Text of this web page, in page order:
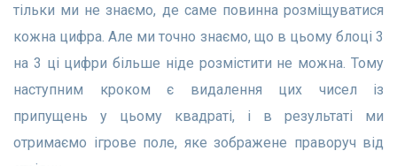
тільки ми не знаємо, де саме повинна розміщуватися
кожна цифра. Але ми точно знаємо, що в цьому блоці 3
на 3 ці цифри більше ніде розмістити не можна. Тому
наступним кроком є ​​видалення цих чисел із
припущень у цьому квадраті, і в результаті ми
отримаємо ігрове поле, яке зображене праворуч від